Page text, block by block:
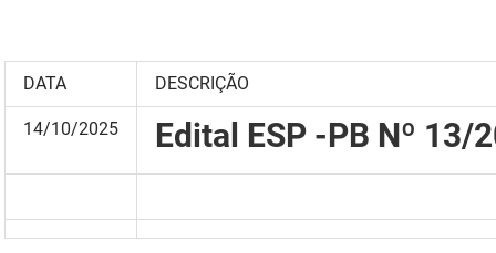
DATA DESCRIÇÃO
14/10/2025 Edital ESP -PB Nº 13/